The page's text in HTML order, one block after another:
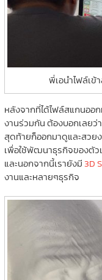
พี่เอนำไฟล์เข้
หลังจากที่ได้ไฟล์สแกนออก
งานร่วมกัน ต้องบอกเลย
สุดท้ายก็ออกมาดูและสวย
เพื่อใช้พัฒนาธุรกิจของตัว
และนอกจากนี้เรายังมี3D
งานและหลายๆธุรกิจ